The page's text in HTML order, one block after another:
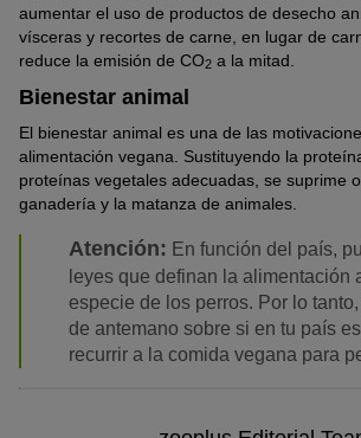
aumentar el uso de productos de desecho
vísceras y recortes de carne, en lugar de
reduce la emisión de CO2 a la mitad.
Bienestar animal
El bienestar animal es una de las
alimentación vegana. Sustituyendo la
proteínas vegetales adecuadas, se suprime
ganadería y la matanza de animales.
Atención: En función del país,
leyes que definan la alimentación
especie de los perros. Por lo
de antemano sobre si en tu país
recurrir a la comida vegana para